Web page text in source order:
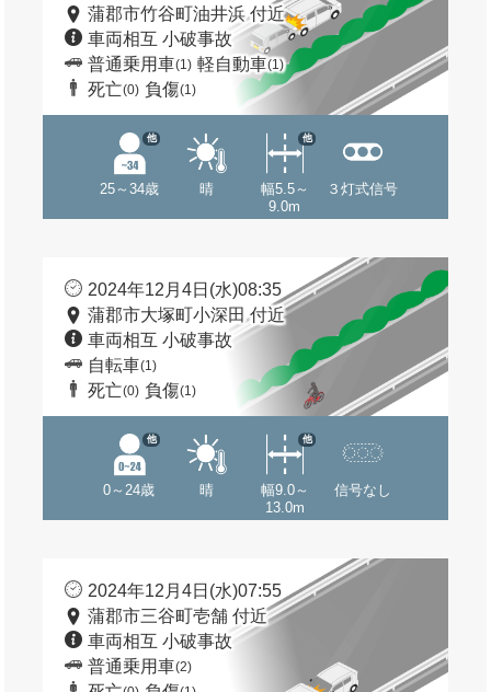
蒲郡市竹谷町油井浜 付近
車両相互 小破事故
普通乗用車(1) 軽自動車(1)
死亡(0) 負傷(1)
25～34歳
他
晴
幅5.5～
9.0m
他
３灯式信号
2024年12月4日(水)08:35
蒲郡市大塚町小深田 付近
車両相互 小破事故
自転車(1)
死亡(0) 負傷(1)
0～24歳
他
晴
幅9.0～
13.0m
他
信号なし
2024年12月4日(水)07:55
蒲郡市三谷町壱舗 付近
車両相互 小破事故
普通乗用車(2)